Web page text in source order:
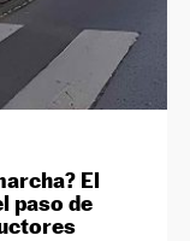
El
paso de